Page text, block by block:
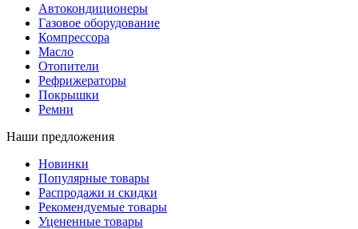
Автокондиционеры
Газовое оборудование
Компрессора
Масло
Отопители
Рефрижераторы
Покрышки
Ремни
Наши предложения
Новинки
Популярные товары
Распродажи и скидки
Рекомендуемые товары
Уцененные товары